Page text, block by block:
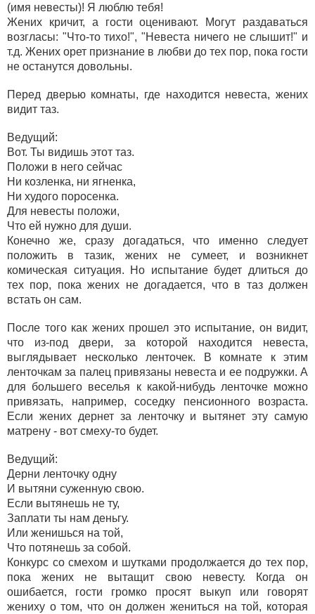
(имя невесты)! Я люблю тебя!
Жених кричит, а гости оценивают. Могут раздаваться
возгласы: "Что-то тихо!", "Невеста ничего не слышит!" и
т.д. Жених орет признание в любви до тех пор, пока гости
не останутся довольны.
Перед дверью комнаты, где находится невеста, жених
видит таз.
Ведущий:
Вот. Ты видишь этот таз.
Положи в него сейчас
Ни козленка, ни ягненка,
Ни худого поросенка.
Для невесты положи,
Что ей нужно для души.
Конечно же, сразу догадаться, что именно следует
положить в тазик, жених не сумеет, и возникнет
комическая ситуация. Но испытание будет длиться до
тех пор, пока жених не догадается, что в таз должен
встать он сам.
После того как жених прошел это испытание, он видит,
что из-под двери, за которой находится невеста,
выглядывает несколько ленточек. В комнате к этим
ленточкам за палец привязаны невеста и ее подружки. А
для большего веселья к какой-нибудь ленточке можно
привязать, например, соседку пенсионного возраста.
Если жених дернет за ленточку и вытянет эту самую
матрену - вот смеху-то будет.
Ведущий:
Дерни ленточку одну
И вытяни суженную свою.
Если вытянешь не ту,
Заплати ты нам деньгу.
Или женишься на той,
Что потянешь за собой.
Конкурс со смехом и шутками продолжается до тех пор,
пока жених не вытащит свою невесту. Когда он
ошибается, гости громко просят выкуп или говорят
жениху о том, что он должен жениться на той, которая